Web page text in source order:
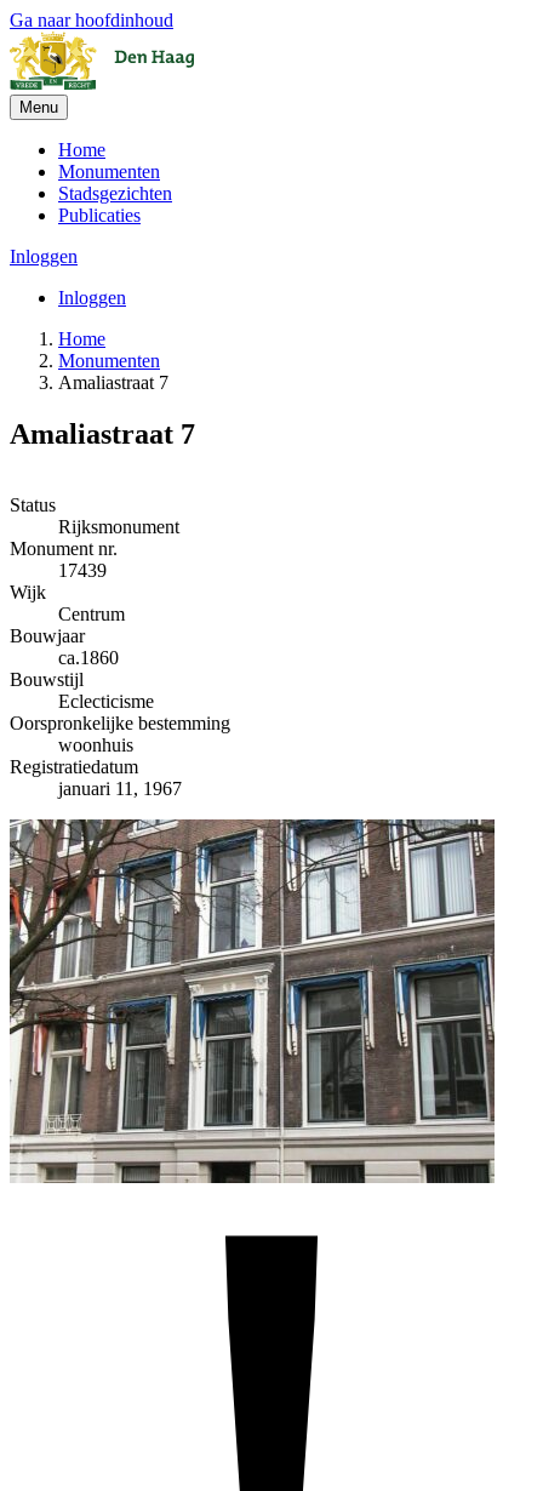
Ga naar hoofdinhoud
Menu
Home
Monumenten
Stadsgezichten
Publicaties
Inloggen
Inloggen
Home
Monumenten
Amaliastraat 7
Amaliastraat 7
+
−
Status
Rijksmonument
Monument nr.
17439
Wijk
Centrum
Bouwjaar
ca.1860
Bouwstijl
Eclecticisme
Oorspronkelijke bestemming
woonhuis
Registratiedatum
januari 11, 1967